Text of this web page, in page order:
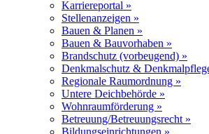
Karriereportal »
Stellenanzeigen »
Bauen & Planen »
Bauen & Bauvorhaben »
Brandschutz (vorbeugend) »
Denkmalschutz &
Regionale Raumordnung »
Untere Deichbehörde »
Wohnraumförderung »
Betreuung/Betreuungsrecht »
Bildungseinrichtungen »